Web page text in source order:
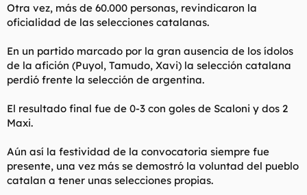
e
m
Otra vez, más de 60.000 personas, revindicaron la
oficialidad de las selecciones catalanas.
En un partido marcado por la gran ausencia de los ídolos
de la afición (Puyol, Tamudo, Xavi) la selección catalana
perdió frente la selección de argentina.
El resultado final fue de 0-3 con goles de Scaloni y dos 2
Maxi.
Aún así la festividad de la convocatoria siempre fue
presente, una vez más se demostró la voluntad del pueblo
catalan a tener unas selecciones propias.